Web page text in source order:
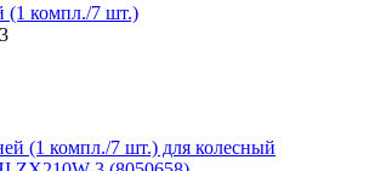
(1 компл./7 шт.)